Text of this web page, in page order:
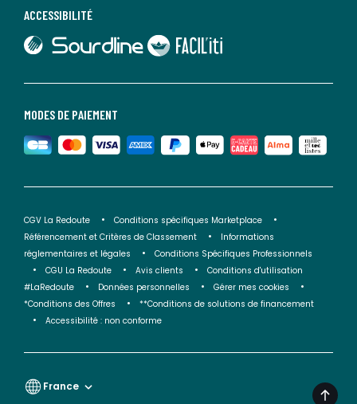
MODES DE PAIEMENT
ACCESSIBILITÉ
lien vers Sourdline
lien vers Faciliti
CGV La Redoute
Conditions spécifiques Marketplace
Référencement et Critères de Classement
Informations
réglementaires et légales
Conditions Spécifiques Professionnels
CGU La Redoute
Avis clients
Conditions d'utilisation
#LaRedoute
Données personnelles
Gérer mes cookies
*Conditions des Offres
**Conditions de solutions de financement
Accessibilité : non conforme
France